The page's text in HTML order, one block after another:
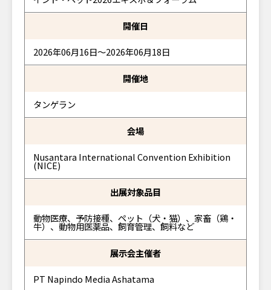
開催日
2026年06月16日～2026年06月18日
開催地
タンゲラン
会場
Nusantara International Convention Exhibition
(NICE)
出展対象品目
動物医療、予防接種、ペット（犬・猫）、家畜（鶏・
牛）、動物用医薬品、飼育管理、飼料など
展示会主催者
PT Napindo Media Ashatama